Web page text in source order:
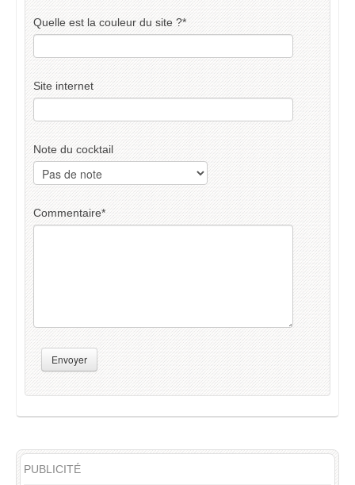
Quelle est la couleur du site ?*
Site internet
Note du cocktail
Commentaire*
Envoyer
PUBLICITÉ